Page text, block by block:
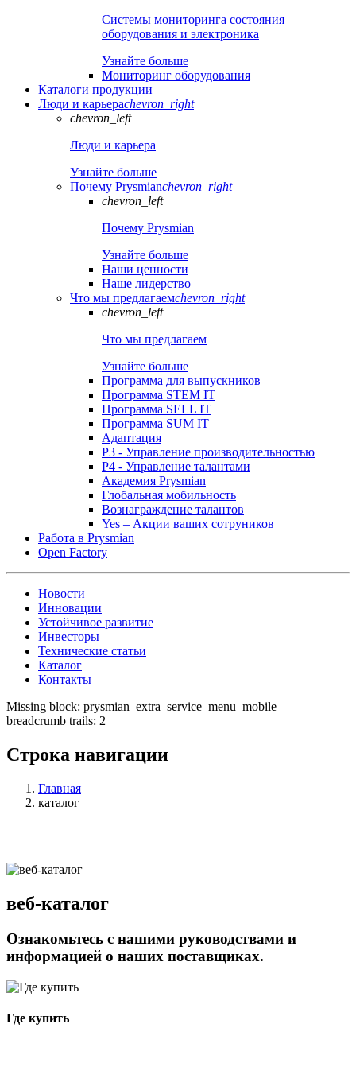
Системы мониторинга состояния
оборудования и электроника
Узнайте больше
Мониторинг оборудования
Каталоги продукции
Люди и карьераchevron_right
chevron_left
Люди и карьера
Узнайте больше
Почему Prysmianchevron_right
chevron_left
Почему Prysmian
Узнайте больше
Наши ценности
Наше лидерство
Что мы предлагаемchevron_right
chevron_left
Что мы предлагаем
Узнайте больше
Программа для выпускников
Программа STEM IT
Программа SELL IT
Программа SUM IT
Адаптация
P3 - Управление производительностью
P4 - Управление талантами
Академия Prysmian
Глобальная мобильность
Вознаграждение талантов
Yes – Акции ваших сотруников
Работа в Prysmian
Open Factory
Новости
Инновации
Устойчивое развитие
Инвесторы
Технические статьи
Каталог
Контакты
Missing block: prysmian_extra_service_menu_mobile
breadcrumb trails: 2
Строка навигации
Главная
каталог
веб-каталог
Ознакомьтесь с нашими руководствами и
информацией о наших поставщиках.
Где купить